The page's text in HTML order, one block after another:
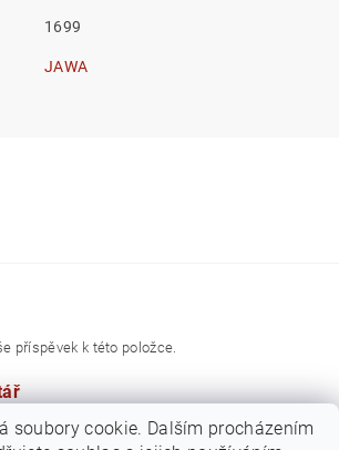
1699
JAWA
příspěvek k této položce.
soubory cookie. Dalším procházením